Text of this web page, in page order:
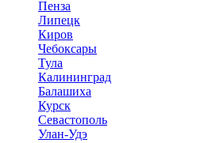
Пенза
Липецк
Киров
Чебоксары
Тула
Калининград
Балашиха
Курск
Севастополь
Улан-Удэ